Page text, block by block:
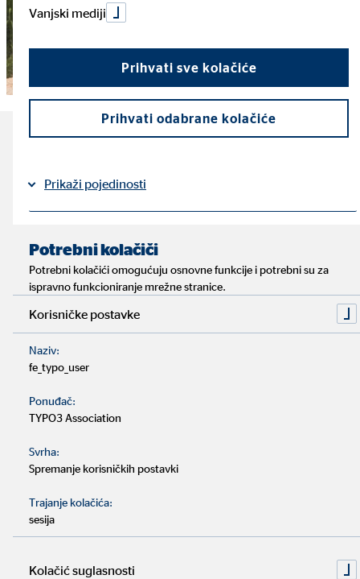
Najvažnije činjenice o
putovanju s ruksakom
Za vaše putovanje s ruksakom na leđima najvažnija je
temeljita priprema.
Mladi obično imaju više vremena za dulja putovanja.
Međutim, i kraća putovanja mogu biti sasvim zanimljiva.
Azija i Amerika su vrlo popularne destinacije za
putovanje, no putovanje Europom s ruksakom na leđima
novac i povećate svoj putni budžet prije i tijekom
Vanjski mediji
Prihvati sve kolačiće
Prihvati odabrane kolačiće
Prikaži pojedinosti
Potrebni kolačiči
Potrebni kolačići omogućuju osnovne funkcije i potrebni su za
ispravno funkcioniranje mrežne stranice.
Korisničke postavke
Naziv:
fe_typo_user
Ponuđač:
TYPO3 Association
Svrha:
Spremanje korisničkih postavki
Trajanje kolačića:
sesija
Kolačić suglasnosti